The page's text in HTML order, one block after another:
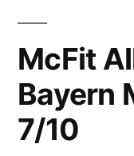
–
8/
McFit
Bayern
7/10